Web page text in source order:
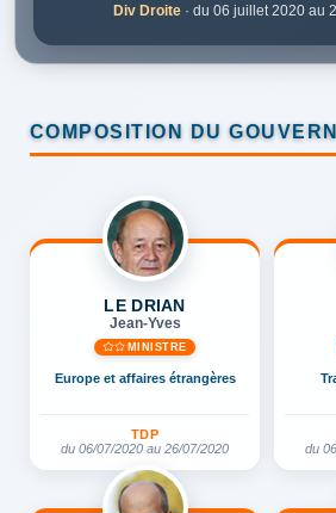
Div Droite · du 06 juillet 2020 au
COMPOSITION DU
LE DRIAN
Jean-Yves
MINISTRE
Europe et affaires étrangères
TDP
du 06/07/2020 au 26/07/2020
du